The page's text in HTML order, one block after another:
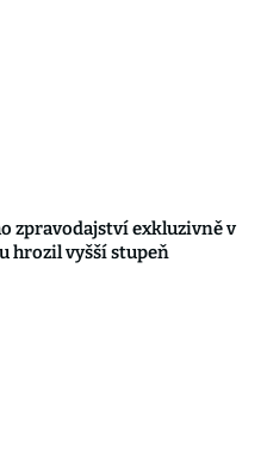
zpravodajství exkluzivně v
hrozil vyšší stupeň